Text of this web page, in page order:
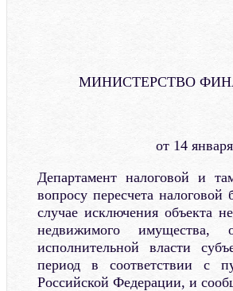
МИНИСТЕРСТВО
от 14
Департамент налоговой и
вопросу пересчета
случае исключения объекта
недвижимого имущества,
исполнительной власти
период в соответствии с
Российской Федерации, и